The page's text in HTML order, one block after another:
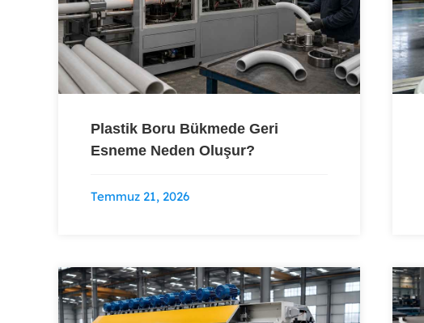
Plastik Boru Bükmede Geri
Esneme Neden Oluşur?
Temmuz 21, 2026